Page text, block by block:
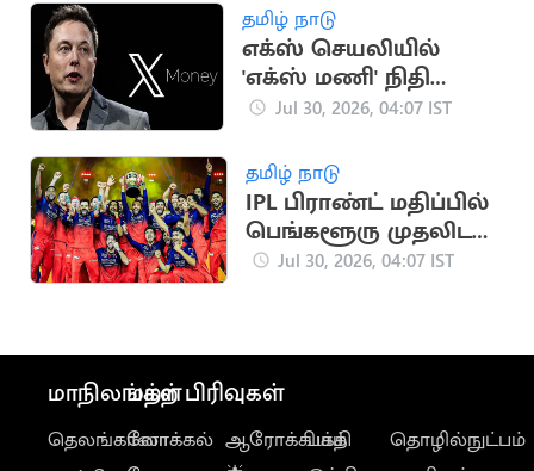
தமிழ் நாடு
எக்ஸ் செயலியில்
'எக்ஸ் மணி' நிதி
சேவை அறிமுகம்
Jul 30, 2026, 04:07 IST
தமிழ் நாடு
IPL பிராண்ட் மதிப்பில்
பெங்களூரு முதலிடம்:
4-வது இடத்தில்
Jul 30, 2026, 04:07 IST
மாநிலங்கள்
தெலங்கானா
மற்ற பிரிவுகள்
லோக்கல் ஆரோக்கியம்
பக்தி
தொழில்நுட்பம்